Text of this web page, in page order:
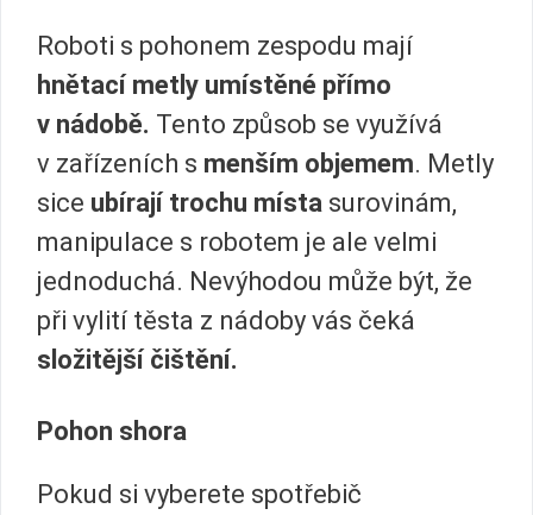
Roboti s pohonem zespodu mají
hnětací metly umístěné přímo
v nádobě. Tento způsob se využívá
v zařízeních s menším objemem. Metly
sice ubírají trochu místa surovinám,
manipulace s robotem je ale velmi
jednoduchá. Nevýhodou může být, že
při vylití těsta z nádoby vás čeká
složitější čištění.
Pohon shora
Pokud si vyberete spotřebič